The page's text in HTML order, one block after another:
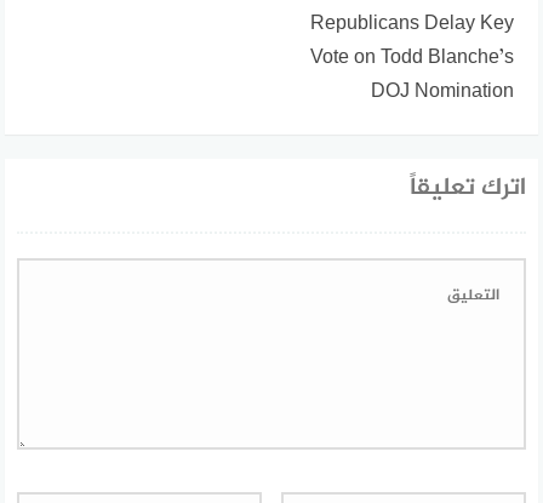
Republicans Delay Key
Vote on Todd Blanche’s
DOJ Nomination
اترك تعليقاً